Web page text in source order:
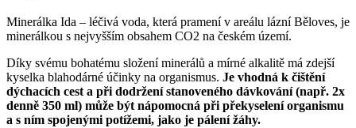
Minerálka Ida – léčivá voda, která pramení v areálu lázní Běloves, je
minerálkou s nejvyšším obsahem CO2 na českém území.
Díky svému bohatému složení minerálů a mírné alkalitě má zdejší
kyselka blahodárné účinky na organismus. Je vhodná k čištění
dýchacích cest a při dodržení stanoveného dávkování (např. 2x
denně 350 ml) může být nápomocná při překyselení organismu
a s ním spojenými potížemi, jako je pálení žáhy.